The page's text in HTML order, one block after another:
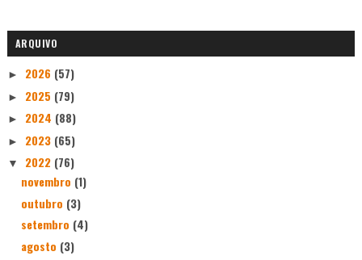
ARQUIVO
► 2026 (57)
► 2025 (79)
► 2024 (88)
► 2023 (65)
▼ 2022 (76)
novembro (1)
outubro (3)
setembro (4)
agosto (3)